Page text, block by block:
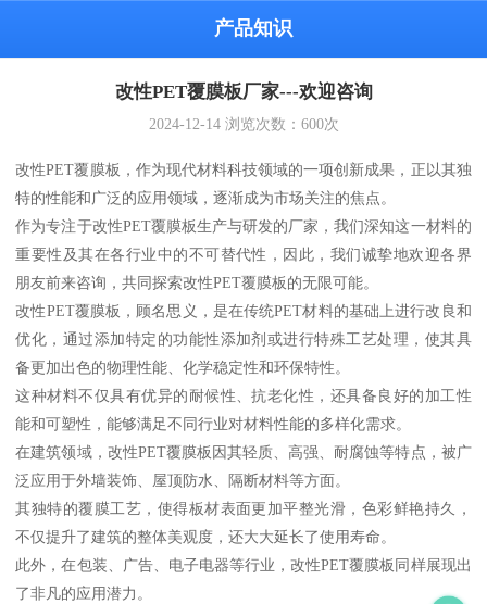
产品知识
改性PET覆膜板厂家---欢迎咨询
2024-12-14浏览次数： 600次
改性PET覆膜板，作为现代材料科技领域的一项创新成果，正以其独
特的性能和广泛的应用领域，逐渐成为市场关注的焦点。
作为专注于改性PET覆膜板生产与研发的厂家，我们深知这一材料的
重要性及其在各行业中的不可替代性，因此，我们诚挚地欢迎各界
朋友前来咨询，共同探索改性PET覆膜板的无限可能。
改性PET覆膜板，顾名思义，是在传统PET材料的基础上进行改良和
优化，通过添加特定的功能性添加剂或进行特殊工艺处理，使其具
备更加出色的物理性能、化学稳定性和环保特性。
这种材料不仅具有优异的耐候性、抗老化性，还具备良好的加工性
能和可塑性，能够满足不同行业对材料性能的多样化需求。
在建筑领域，改性PET覆膜板因其轻质、高强、耐腐蚀等特点，被广
泛应用于外墙装饰、屋顶防水、隔断材料等方面。
其独特的覆膜工艺，使得板材表面更加平整光滑，色彩鲜艳持久，
不仅提升了建筑的整体美观度，还大大延长了使用寿命。
此外，在包装、广告、电子电器等行业，改性PET覆膜板同样展现出
了非凡的应用潜力。